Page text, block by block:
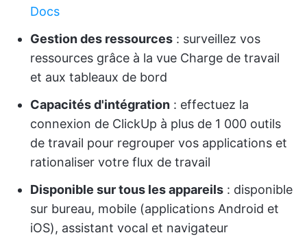
Docs
Gestion des ressources : surveillez vos
ressources grâce à la vue Charge de travail
et aux tableaux de bord
Capacités d'intégration : effectuez la
connexion de ClickUp à plus de 1 000 outils
de travail pour regrouper vos applications et
rationaliser votre flux de travail
Disponible sur tous les appareils : disponible
sur bureau, mobile (applications Android et
iOS), assistant vocal et navigateur